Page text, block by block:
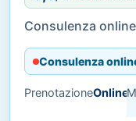
Consulenza online
Consulenza
PrenotazioneOnline